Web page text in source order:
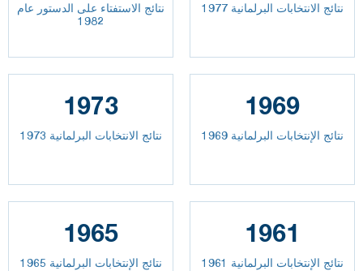
نتائج الاستفتاء على الدستور عام
1982
نتائج الانتخابات البرلمانية 1977
1973
نتائج الانتخابات البرلمانية 1973
1969
نتائج الإنتخابات البرلمانية 1969
1965
نتائج الإنتخابات البرلمانية 1965
1961
نتائج الإنتخابات البرلمانية 1961